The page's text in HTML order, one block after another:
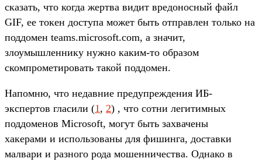
сказать, что когда жертва видит вредоносный файл
GIF, ее токен доступа может быть отправлен только на
поддомен teams.microsoft.com, а значит,
злоумышленнику нужно каким-то образом
скомпрометировать такой поддомен.
Напомню, что недавние предупреждения ИБ-
экспертов гласили (1 , 2) , что сотни легитимных
поддоменов Microsoft, могут быть захвачены
хакерами и использованы для фишинга, доставки
малвари и разного рода мошенничества. Однако в